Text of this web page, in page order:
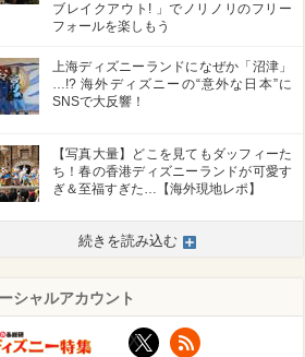
ブレイクアウト! 」でノリノリのフリー
フォールを楽しもう
上海ディズニーランドになぜか「沼津」
…!? 海外ディズニーの“意外な日本”に
SNSで大反響！
【写真大量】どこを見てもダッフィーた
ち！春の香港ディズニーランドが可愛す
ぎ＆至福すぎた…【海外現地レポ】
続きを読み込む
シャルアカウント
X